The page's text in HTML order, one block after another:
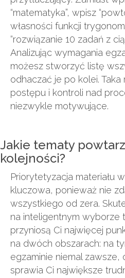
“matematyka”, wpisz
własności funkcji
“rozwiązanie 10 zadań z
Analizując wymagania
możesz stworzyć listę
odhaczać je po kolei.
postępu i kontroli nad
niezwykle motywujące.
Jakie tematy
kolejności?
Priorytetyzacja materiału
kluczowa, ponieważ nie
wszystkiego od zera.
na inteligentnym wyborze
przyniosą Ci najwięcej
na dwóch obszarach: na
egzaminie niemal zawsze,
sprawia Ci największe